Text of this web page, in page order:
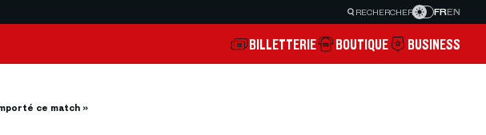
RECHERCHER FREN
BILLETTERIE BOUTIQUE BUSINESS
ce match »